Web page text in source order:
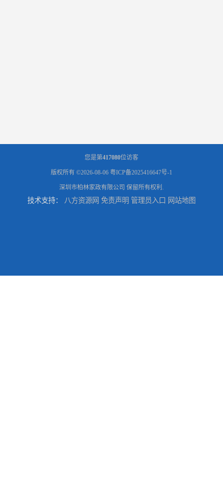
您是第417080位访客
版权所有 ©2026-08-06 粤ICP备2025416647号-1
深圳市柏林家政有限公司 保留所有权利.
技术支持： 八方资源网 免责声明 管理员入口 网站地图